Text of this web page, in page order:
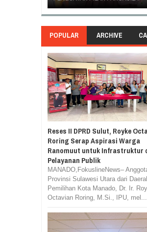
POPULAR ARCHIVE
Reses II DPRD Sulut, Royke
Roring Serap Aspirasi Warga
Ranomuut untuk Infrastruktur
Pelayanan Publik
MANADO,FokuslineNews–
Provinsi Sulawesi Utara dari
Pemilihan Kota Manado, Dr. Ir.
Octavian Roring, M.Si., IPU, mel...